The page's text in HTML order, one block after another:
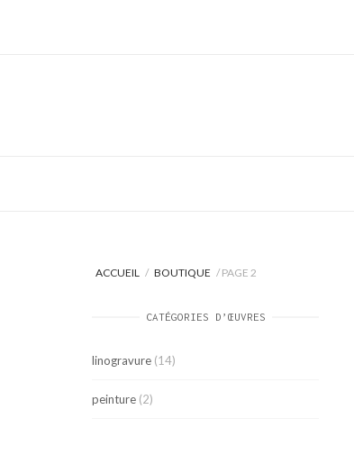
ACCUEIL / BOUTIQUE / PAGE 2
CATÉGORIES D’ŒUVRES
linogravure (14)
peinture (2)